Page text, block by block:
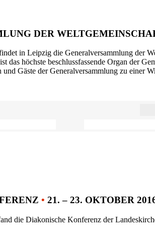
DER
in Leipzig die Generalversammlung der
das höchste beschlussfassende Organ der
Gäste der Generalversammlung zu einer
• 21. – 23. OKTOBER
die Diakonische Konferenz der